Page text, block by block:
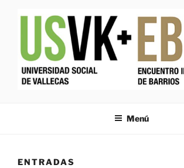
VALLECAS 2017 +
DE BARRIOS
Menú
ENTRADAS